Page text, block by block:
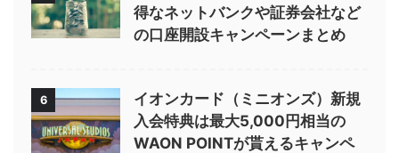
得なネットバンクや証券会社など
の口座開設キャンペーンまとめ
6
イオンカード（ミニオンズ）新規
入会特典は最大5,000円相当の
WAON POINTが貰えるキャンペ